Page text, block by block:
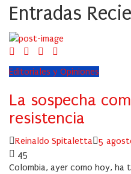
Entradas
Editoriales y Opiniones
La sospecha
resistencia
Author
Reinaldo Spitaletta Posted
5
45
Colombia, ayer como hoy, ha